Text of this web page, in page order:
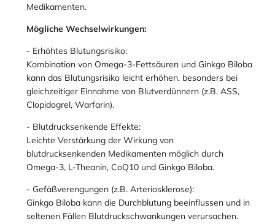
Medikamenten.
Mögliche Wechselwirkungen:
- Erhöhtes Blutungsrisiko:
Kombination von Omega-3-Fettsäuren und Ginkgo Biloba
kann das Blutungsrisiko leicht erhöhen, besonders bei
gleichzeitiger Einnahme von Blutverdünnern (z.B. ASS,
Clopidogrel, Warfarin).
- Blutdrucksenkende Effekte:
Leichte Verstärkung der Wirkung von
blutdrucksenkenden Medikamenten möglich durch
Omega-3, L-Theanin, CoQ10 und Ginkgo Biloba.
- Gefäßverengungen (z.B. Arteriosklerose):
Ginkgo Biloba kann die Durchblutung beeinflussen und in
seltenen Fällen Blutdruckschwankungen verursachen.